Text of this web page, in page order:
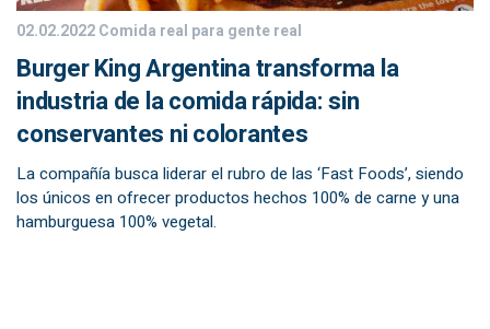
02.02.2022Comida real para gente real
Burger King Argentina transforma la
industria de la comida rápida: sin
conservantes ni colorantes
La compañía busca liderar el rubro de las ‘Fast Foods’, siendo
los únicos en ofrecer productos hechos 100% de carne y una
hamburguesa 100% vegetal.